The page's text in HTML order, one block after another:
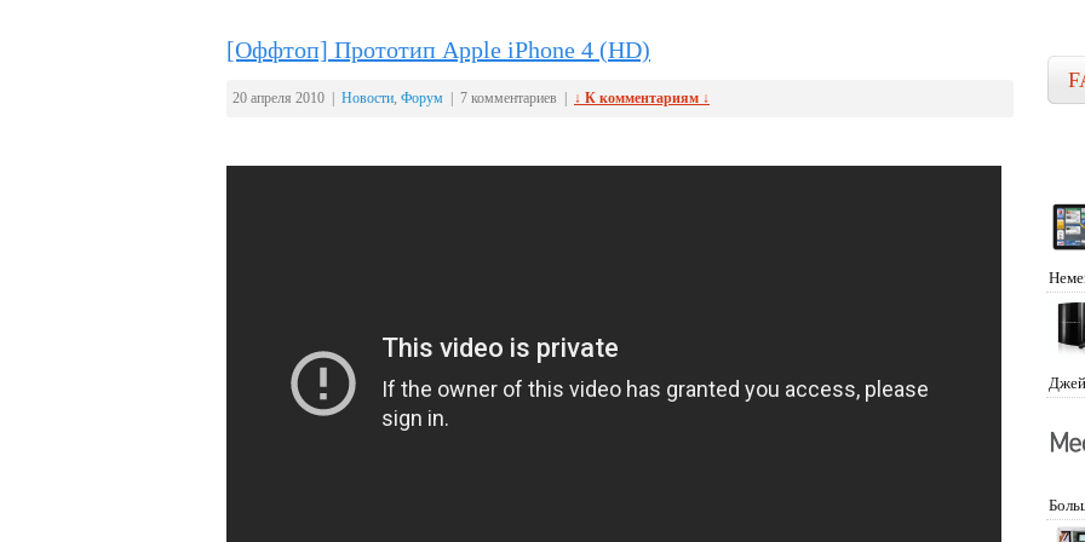
[Оффтоп] Прототип Apple iPhone 4 (HD)
20 апреля 2010 | Новости, Форум | 7 комментариев | ↓ К комментариям ↓